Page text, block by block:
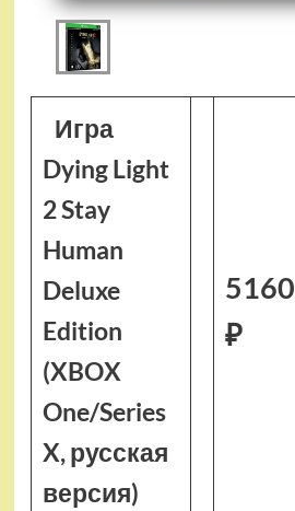
Игра
Dying Light
2 Stay
Human
Deluxe
Edition
(XBOX
One/Series
X, русская
версия)
5160
₽